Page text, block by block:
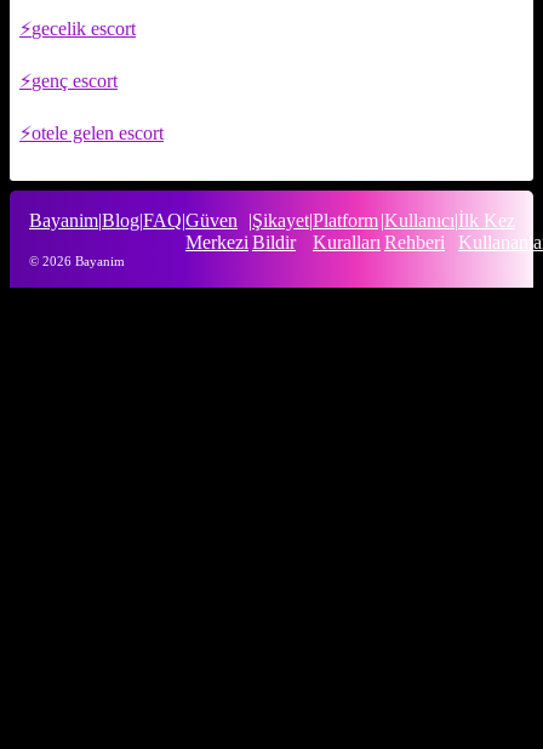
gecelik escort
genç escort
otele gelen escort
Bayanim|Blog|FAQ|Güven
Merkezi
|Şikayet
Bildir
|Platform
Kuralları
|Kullanıcı
Rehberi
|İlk Kez
© 2026 Bayanim